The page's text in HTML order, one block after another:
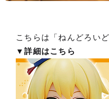
こちらは「ねんどろい
▼詳細はこちら